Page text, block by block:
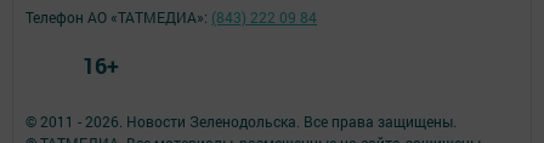
© 2011 - 2026. Новости Зеленодольска. Все права защищены.
Телефон АО «ТАТМЕДИА»: (843) 222 09 84
16+